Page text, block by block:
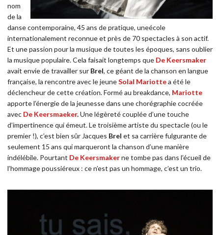
nom
de la
danse contemporaine, 45 ans de pratique, uneécole
internationalement reconnue et près de 70 spectacles à son actif.
Et une passion pour la musique de toutes les époques, sans oublier
la musique populaire. Cela faisait longtemps que De Keersmaker
avait envie de travailler sur Brel, ce géant de la chanson en langue
française, la rencontre avec le jeuneSolal Mariottea été le
déclencheur de cette création. Formé au breakdance, Mariotte
apporte l’énergie de la jeunesse dans une chorégraphie cocréée
avec De Keersmaeker.Une légèreté couplée d’une touche
d’impertinence qui émeut. Le troisième artiste du spectacle (ou le
premier !), c’est bien sûr Jacques Brel et sa carrière fulgurante de
seulement 15 ans qui marqueront la chanson d’une manière
indélébile. Pourtant De Keersmakerne tombe pas dans l’écueil de
l’hommage poussiéreux : ce n’est pas un hommage, c’est un trio.